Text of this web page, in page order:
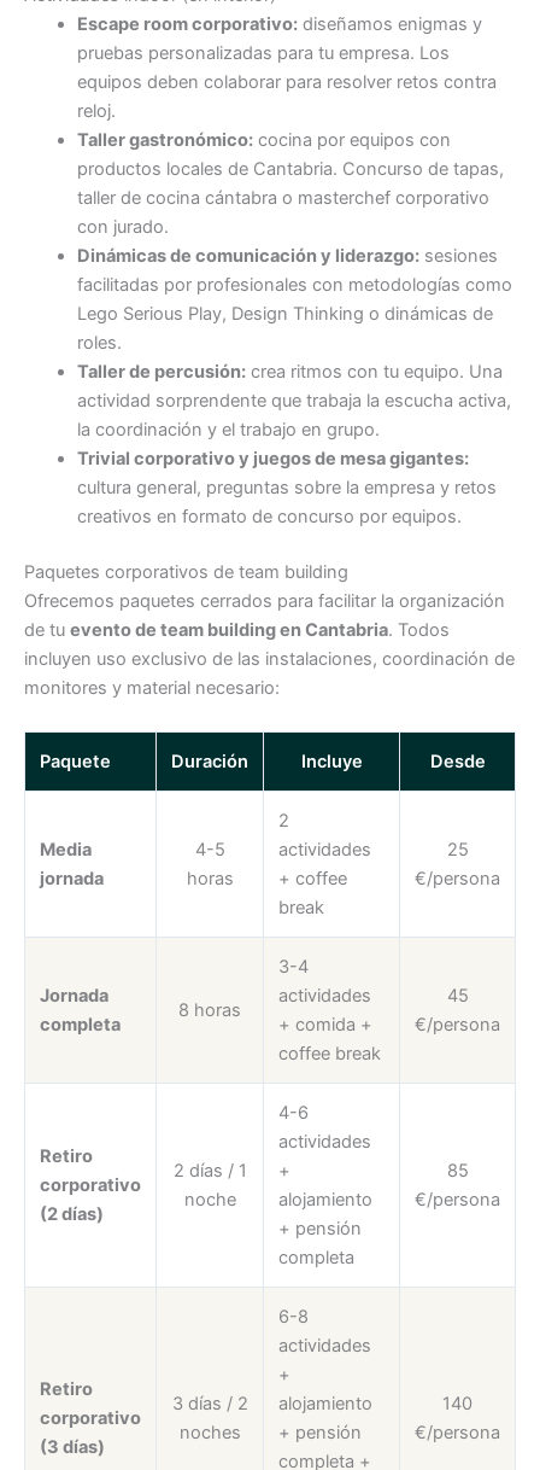
Escape room corporativo:diseñamos enigmas y
pruebas personalizadas para tu empresa. Los
equipos deben colaborar para resolver retos contra
reloj.
Taller gastronómico:cocina por equipos con
productos locales de Cantabria. Concurso de tapas,
taller de cocina cántabra o masterchef corporativo
con jurado.
Dinámicas de comunicación y liderazgo:sesiones
facilitadas por profesionales con metodologías como
Lego Serious Play, Design Thinking o dinámicas de
roles.
Taller de percusión:crea ritmos con tu equipo. Una
actividad sorprendente que trabaja la escucha activa,
la coordinación y el trabajo en grupo.
Trivial corporativo y juegos de mesa gigantes:
cultura general, preguntas sobre la empresa y retos
creativos en formato de concurso por equipos.
Paquetes corporativos de team building
Ofrecemos paquetes cerrados para facilitar la organización
de tu evento de team building en Cantabria. Todos
incluyen uso exclusivo de las instalaciones, coordinación de
monitores y material necesario:
Paquete Duración Incluye Desde
Media
jornada
4-5
horas
2
actividades
+ coffee
break
25
€/persona
Jornada
completa
8 horas
3-4
actividades
+ comida +
coffee break
45
€/persona
Retiro
corporativo
(2 días)
2 días / 1
noche
4-6
actividades
+
alojamiento
+ pensión
completa
85
€/persona
Retiro
corporativo
(3 días)
3 días / 2
noches
6-8
actividades
+
alojamiento
+ pensión
completa +
140
€/persona